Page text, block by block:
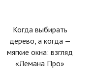
Когда выбирать
дерево, а когда —
мягкие окна: взгляд
«Лемана Про»